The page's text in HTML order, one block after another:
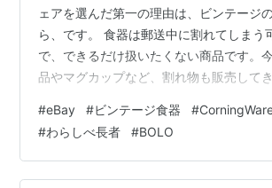
ェアを選んだ第一の理由は、ビンテージ
ら、です。 食器は郵送中に割れてしまう
で、できるだけ扱いたくない商品です。
品やマグカップなど、割れ物も販売して
でも、できればなるべく避けたい部類の
て重いし、包装に気使うし、ちゃんと届
するし。 ですが、この類のビンテージ商
いもののひとつです。そのうえ、ガレー
#eBay #ビンテージ食器 #
#わらしべ長者 #BOLO